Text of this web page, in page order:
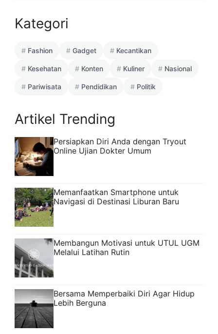
Kategori
Fashion Gadget Kecantikan
Kesehatan Konten Kuliner Nasional
Pariwisata Pendidikan Politik
Artikel Trending
Persiapkan Diri Anda dengan Tryout
Online Ujian Dokter Umum
Memanfaatkan Smartphone untuk
Navigasi di Destinasi Liburan Baru
Membangun Motivasi untuk UTUL UGM
Melalui Latihan Rutin
Bersama Memperbaiki Diri Agar Hidup
Lebih Berguna